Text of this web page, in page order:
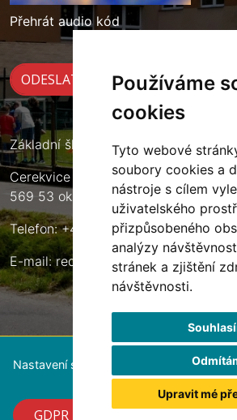
Používáme
cookies
Tyto webové
soubory cookies a
nástroje s cílem
uživatelského
přizpůsobeného
analýzy
stránek a zjištění
návštěvnosti.
Upravit mé
Přehrát audio kód
Základní škola Cerekvice nad
Cerekvice nad Loučnou 135
569 53 okres Svitavy
Telefon: +420 461 633 140
E-mail:reditel@zscerekvice.cz
Nastavení souborů cookie
GDPR